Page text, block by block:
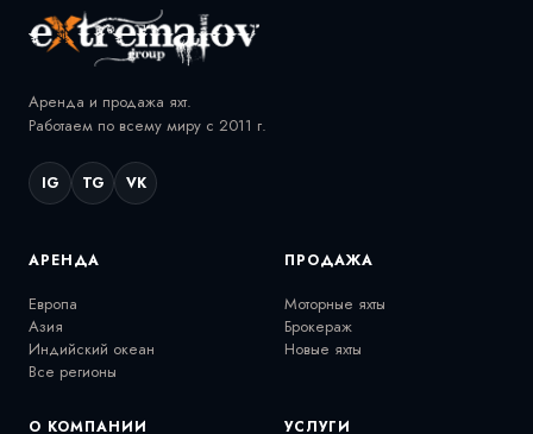
Аренда и продажа яхт.
Работаем по всему миру с 2011 г.
IG TG VK
АРЕНДА
Европа
Азия
Индийский океан
Все регионы
ПРОДАЖА
Моторные яхты
Брокераж
Новые яхты
О КОМПАНИИ УСЛУГИ